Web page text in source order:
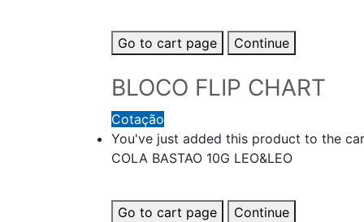
Go to cart page Continue
BLOCO FLIP CHART
Cotação
You've just added this product to the
COLA BASTAO 10G LEO&LEO
Go to cart page Continue